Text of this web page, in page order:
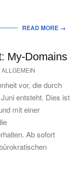
READ MORE →
My-Domains
ALLGEMEIN
vor, die durch
entsteht. Dies ist
mit einer
Ab sofort